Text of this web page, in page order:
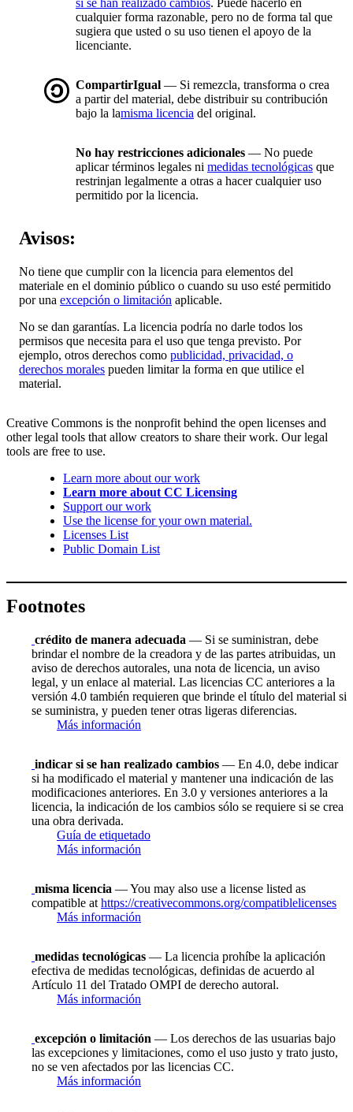
si se han realizado cambios. Puede hacerlo en
cualquier forma razonable, pero no de forma tal que
sugiera que usted o su uso tienen el apoyo de la
licenciante.
CompartirIgual — Si remezcla, transforma o crea
a partir del material, debe distribuir su contribución
bajo la lamisma licencia del original.
No hay restricciones adicionales — No puede
aplicar términos legales ni medidas tecnológicas que
restrinjan legalmente a otras a hacer cualquier uso
permitido por la licencia.
Avisos:
No tiene que cumplir con la licencia para elementos del
materiale en el dominio público o cuando su uso esté permitido
por una excepción o limitación aplicable.
No se dan garantías. La licencia podría no darle todos los
permisos que necesita para el uso que tenga previsto. Por
ejemplo, otros derechos como publicidad, privacidad, o
derechos morales pueden limitar la forma en que utilice el
material.
Creative Commons is the nonprofit behind the open licenses and
other legal tools that allow creators to share their work. Our legal
tools are free to use.
Learn more about our work
Learn more about CC Licensing
Support our work
Use the license for your own material.
Licenses List
Public Domain List
Footnotes
crédito de manera adecuada — Si se suministran, debe
brindar el nombre de la creadora y de las partes atribuidas, un
aviso de derechos autorales, una nota de licencia, un aviso
legal, y un enlace al material. Las licencias CC anteriores a la
versión 4.0 también requieren que brinde el título del material si
se suministra, y pueden tener otras ligeras diferencias.
Más información
indicar si se han realizado cambios — En 4.0, debe indicar
si ha modificado el material y mantener una indicación de las
modificaciones anteriores. En 3.0 y versiones anteriores a la
licencia, la indicación de los cambios sólo se requiere si se crea
una obra derivada.
Guía de etiquetado
Más información
misma licencia — You may also use a license listed as
compatible at https://creativecommons.org/compatiblelicenses
Más información
medidas tecnológicas — La licencia prohíbe la aplicación
efectiva de medidas tecnológicas, definidas de acuerdo al
Artículo 11 del Tratado OMPI de derecho autoral.
Más información
excepción o limitación — Los derechos de las usuarias bajo
las excepciones y limitaciones, como el uso justo y trato justo,
no se ven afectados por las licencias CC.
Más información